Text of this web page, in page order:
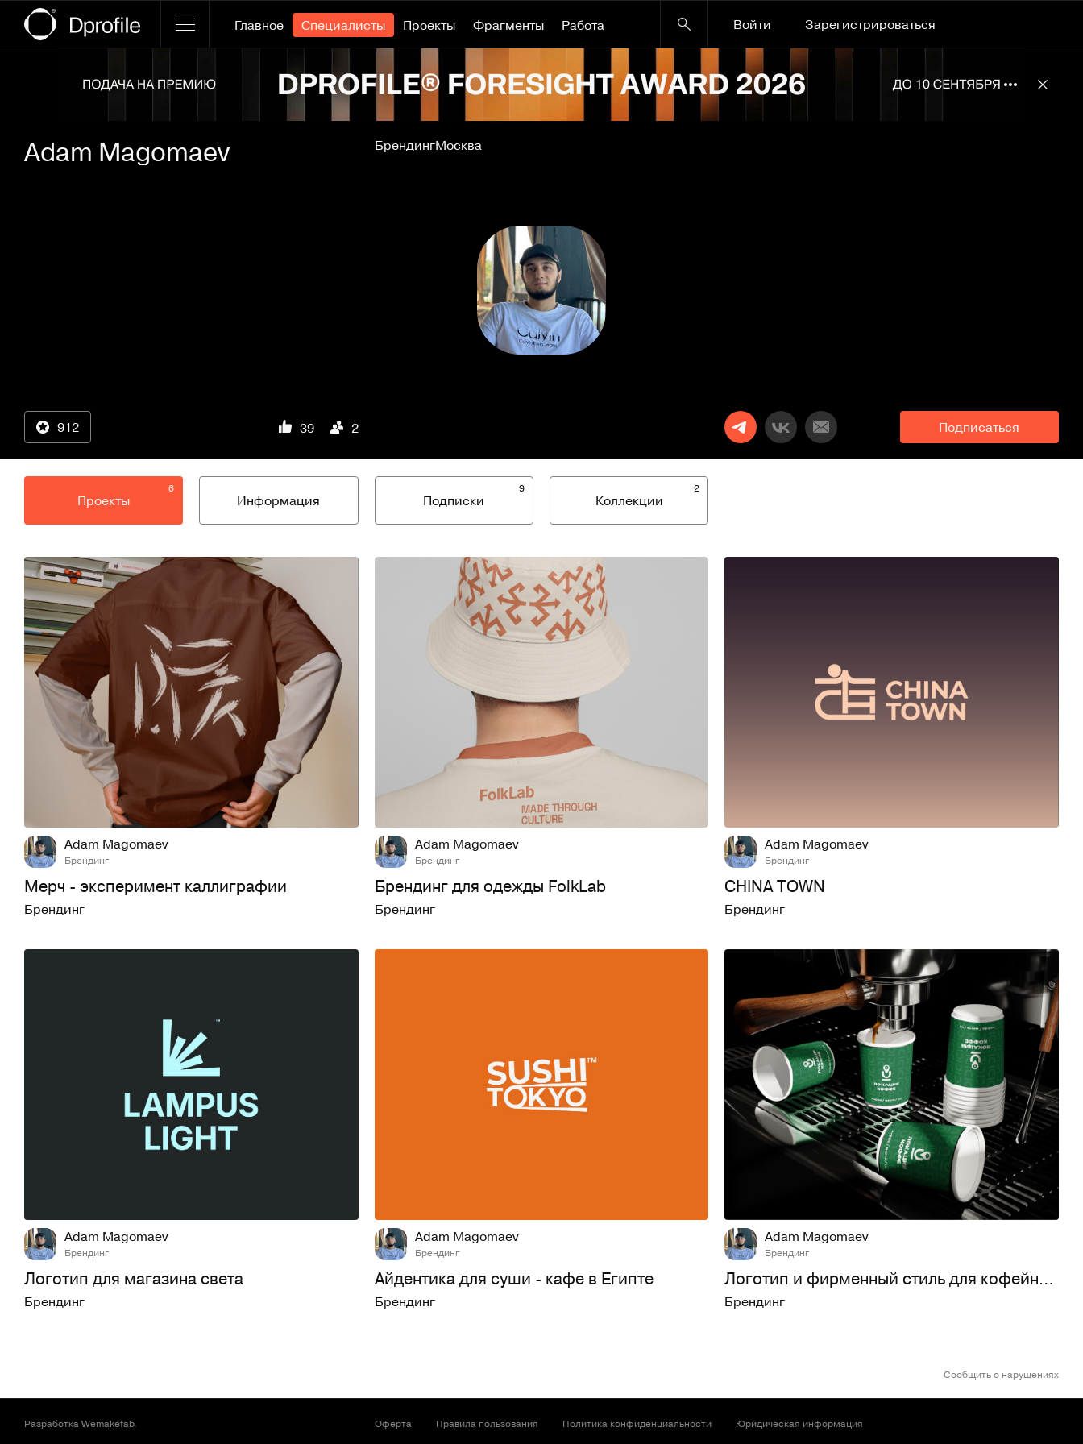
Главное Специалисты Проекты Фрагменты Работа Войти
Зарегистрироваться
Adam Magomaev БрендингМосква
912 39 2 Подписаться
6
Проекты Информация
9
Подписки
2
Коллекции
Adam Magomaev
Брендинг
Мерч - эксперимент каллиграфии
Брендинг
Adam Magomaev
Брендинг
Брендинг для одежды FolkLab
Брендинг
Adam Magomaev
Брендинг
CHINA TOWN
Брендинг
Adam Magomaev
Брендинг
Логотип для магазина света
Брендинг
Adam Magomaev
Брендинг
Айдентика для суши - кафе в Египте
Брендинг
7 252
Adam Magomaev
Брендинг
Логотип и фирменный стиль для кофейни Локация
Брендинг
Сообщить о нарушениях
РазработкаWemakefab. Оферта Правила пользования Политика конфиденциальности Юридическая информация